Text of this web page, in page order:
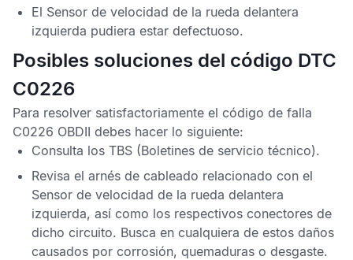
El Sensor de velocidad de la rueda delantera
izquierda pudiera estar defectuoso.
Posibles soluciones del código DTC
C0226
Para resolver satisfactoriamente el código de falla
C0226 OBDII debes hacer lo siguiente:
Consulta los TBS (Boletines de servicio técnico).
Revisa el arnés de cableado relacionado con el
Sensor de velocidad de la rueda delantera
izquierda, así como los respectivos conectores de
dicho circuito. Busca en cualquiera de estos daños
causados por corrosión, quemaduras o desgaste.